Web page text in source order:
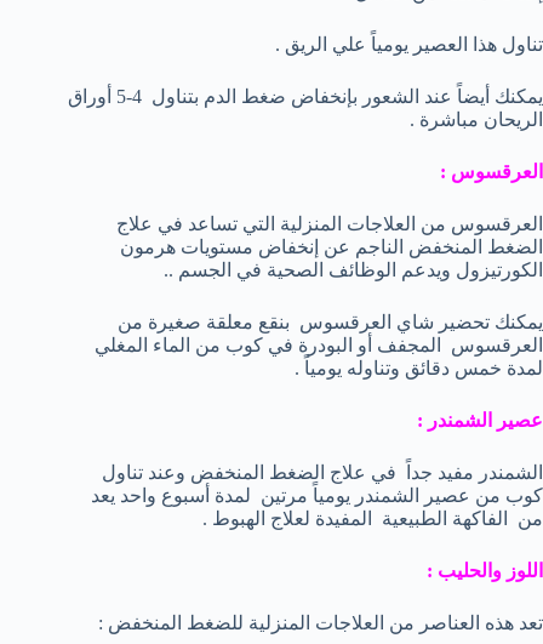
تناول هذا العصير يومياً علي الريق .
يمكنك أيضاً عند الشعور بإنخفاض ضغط الدم بتناول 4-5 أوراق
الريحان مباشرة .
العرقسوس :
العرقسوس من العلاجات المنزلية التي تساعد في علاج
الضغط المنخفض الناجم عن إنخفاض مستويات هرمون
الكورتيزول ويدعم الوظائف الصحية في الجسم ..
يمكنك تحضير شاي العرقسوس بنقع معلقة صغيرة من
العرقسوس المجفف أو البودرة في كوب من الماء المغلي
لمدة خمس دقائق وتناوله يومياً .
عصير الشمندر :
الشمندر مفيد جداً في علاج الضغط المنخفض وعند تناول
كوب من عصير الشمندر يومياً مرتين لمدة أسبوع واحد يعد
من الفاكهة الطبيعية المفيدة لعلاج الهبوط .
اللوز والحليب :
تعد هذه العناصر من العلاجات المنزلية للضغط المنخفض :